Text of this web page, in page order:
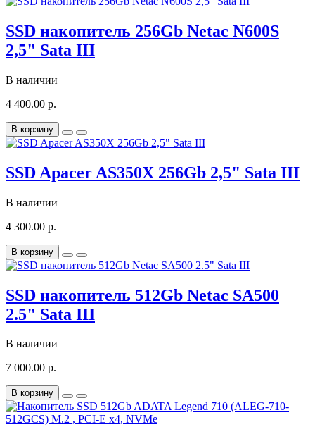
SSD накопитель 256Gb Netac N600S
2,5" Sata III
В наличии
4 400.00 р.
В корзину
SSD Apacer AS350X 256Gb 2,5" Sata III
В наличии
4 300.00 р.
В корзину
SSD накопитель 512Gb Netac SA500
2.5" Sata III
В наличии
7 000.00 р.
В корзину